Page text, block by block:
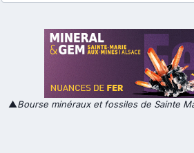
▲Bourse minéraux et fossiles de Sainte